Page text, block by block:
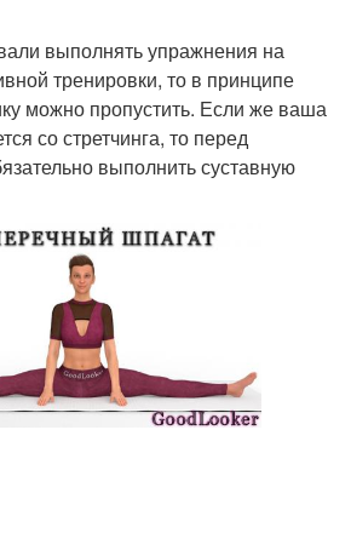
выполнять упражнения на
тренировки, то в принципе
можно пропустить. Если же ваша
со стретчинга, то перед
выполнить суставную